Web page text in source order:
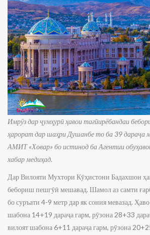
Имрӯз дар ҷумҳурӣ ҳавои тағйирёбандаи
ҳарорат дар шаҳри Душанбе то ба 39 дараҷа
АМИТ «Ховар» бо истинод ба Агентии
хабар медиҳад.
Дар Вилояти Мухтори Кӯҳистони Бадахшон
бебориш пешгӯӣ мешавад. Шамол аз самти
бо суръати 4-9 метр дар як сония мевазад.
шабона 14+19 дараҷа гарм, рӯзона 28+33
вилоят шабона 6+11 дараҷа гарм, рӯзона